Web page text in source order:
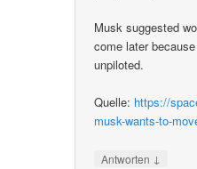
Musk suggested
come later
unpiloted.
Quelle: https://
musk-wants-to-
Antworten ↓